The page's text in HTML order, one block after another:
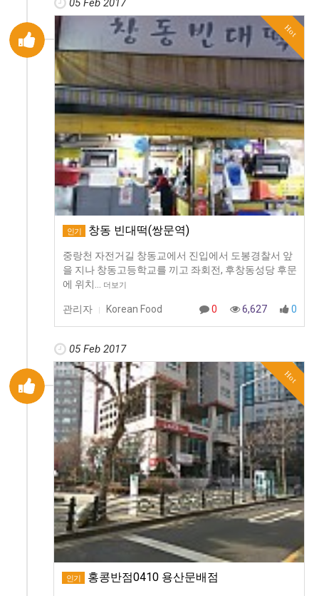
05 Feb 2017
Hot
인기 창동 빈대떡(쌍문역)
중랑천 자전거길 창동교에서 진입에서 도봉경찰서 앞
을 지나 창동고등학교를 끼고 좌회전, 후창동성당 후문
에 위치… 더보기
관리자 Korean Food 0 6,627 0
05 Feb 2017
Hot
인기 홍콩반점0410 용산문배점